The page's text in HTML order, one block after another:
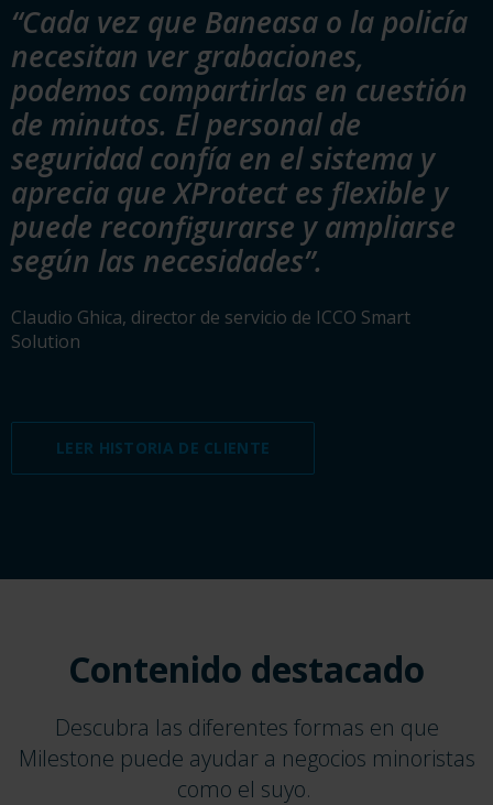
“Cada vez que Baneasa o la policía
necesitan ver grabaciones,
podemos compartirlas en cuestión
de minutos. El personal de
seguridad confía en el sistema y
aprecia que XProtect es flexible y
puede reconfigurarse y ampliarse
según las necesidades”.
Claudio Ghica, director de servicio de ICCO Smart
Solution
LEER HISTORIA DE CLIENTE
Contenido destacado
Descubra las diferentes formas en que
Milestone puede ayudar a negocios minoristas
como el suyo.